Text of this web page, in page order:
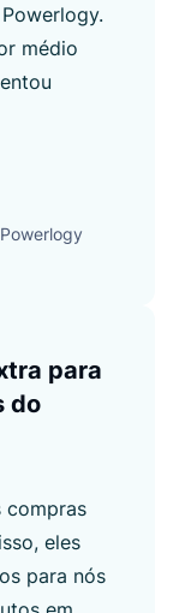
médio
para
do
compras
eles
para nós